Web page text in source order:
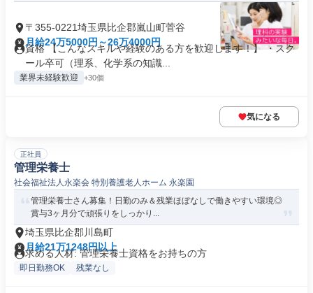
〒355-0221埼玉県比企郡嵐山町菅谷
月給24万5000円～26万4000円
資格 【こんなスキルや経験のある方を歓迎します！】 ・スク
ール卒可（理系、化学系の知識...
業界未経験歓迎 +30個
気になる
正社員
管理栄養士
社会福祉法人永楽会 特別養護老人ホーム 永楽園
管理栄養士さん募集！日勤のみ＆残業ほぼなしで働きやすい環境◎
賞与3ヶ月分で頑張りをしっかり...
埼玉県比企郡川島町
月給21万1248円以上
求める人材: 管理栄養士資格をお持ちの方
即日勤務OK 残業なし